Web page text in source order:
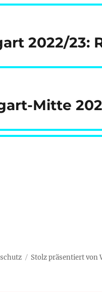
2022/23:
Mitte
Stolz präsentiert von